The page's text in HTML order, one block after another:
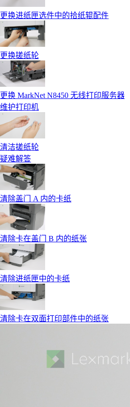
更换进纸匣选件中的拾纸辊配件
更换搓纸轮
更换 MarkNet N8450 无线打印服务器
维护打印机
清洁搓纸轮
疑难解答
清除盖门 A 内的卡纸
清除卡在盖门 B 内的纸张
清除进纸匣中的卡纸
清除卡在双面打印部件中的纸张